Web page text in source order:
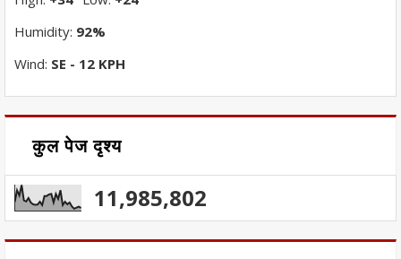
Humidity: 92%
Wind: SE - 12 KPH
कुल पेज दृश्य
11,985,802